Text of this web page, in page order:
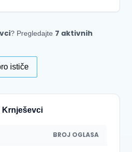
? Pregledajte 7 aktivnih
ističe
Krnješevci
BROJ OGLASA